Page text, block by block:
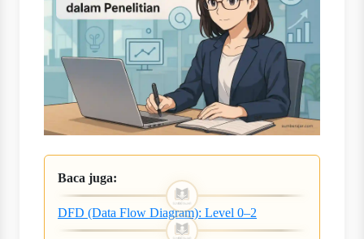
Baca juga:
DFD (Data Flow Diagram): Level 0–2